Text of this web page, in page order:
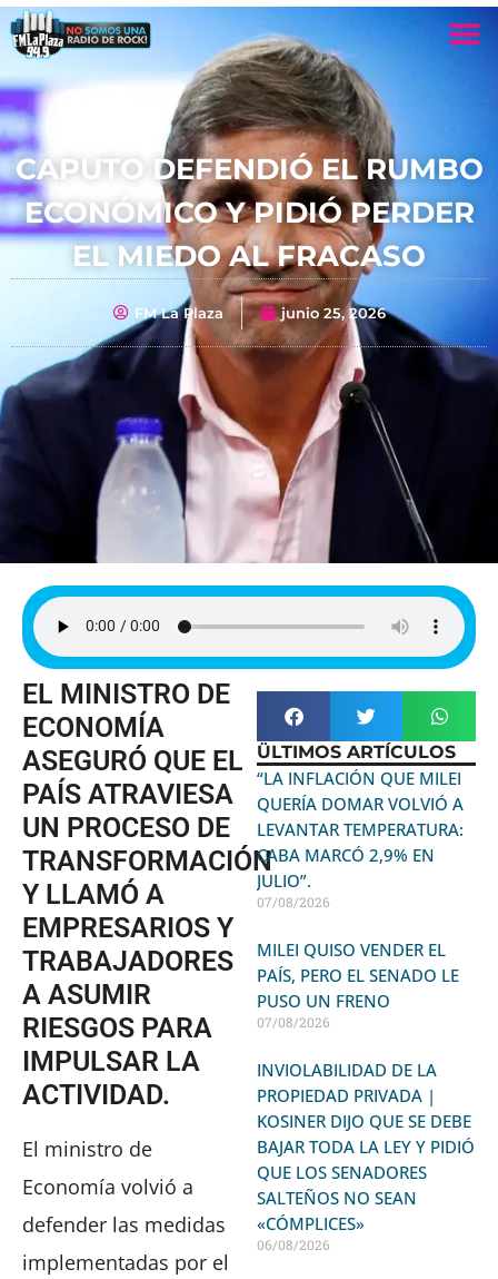
CAPUTO DEFENDIÓ EL RUMBO
ECONÓMICO Y PIDIÓ PERDER
EL MIEDO AL FRACASO
FM La Plaza junio 25, 2026
EL MINISTRO DE
ECONOMÍA
ASEGURÓ QUE EL
PAÍS ATRAVIESA
UN PROCESO DE
TRANSFORMACIÓN
Y LLAMÓ A
EMPRESARIOS Y
TRABAJADORES
A ASUMIR
RIESGOS PARA
IMPULSAR LA
ACTIVIDAD.
El ministro de
Economía volvió a
defender las medidas
implementadas por el
ÜLTIMOS ARTÍCULOS
“LA INFLACIÓN QUE MILEI
QUERÍA DOMAR VOLVIÓ A
LEVANTAR TEMPERATURA:
CABA MARCÓ 2,9% EN
JULIO”.
07/08/2026
MILEI QUISO VENDER EL
PAÍS, PERO EL SENADO LE
PUSO UN FRENO
07/08/2026
INVIOLABILIDAD DE LA
PROPIEDAD PRIVADA |
KOSINER DIJO QUE SE DEBE
BAJAR TODA LA LEY Y PIDIÓ
QUE LOS SENADORES
SALTEÑOS NO SEAN
«CÓMPLICES»
06/08/2026